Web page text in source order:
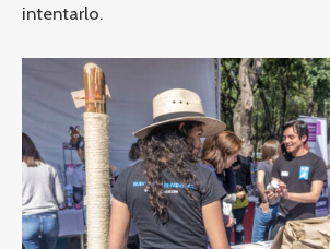
intentarlo.